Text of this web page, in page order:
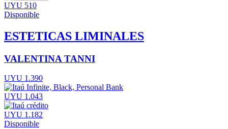
UYU 510
Disponible
ESTETICAS LIMINALES
VALENTINA TANNI
UYU 1.390
UYU 1.043
UYU 1.182
Disponible